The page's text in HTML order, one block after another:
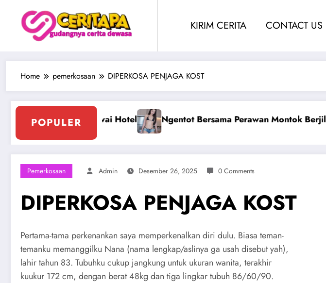
content
KIRIM CERITA CONTACT US
Home pemerkosaan DIPERKOSA PENJAGA KOST
POPULER
Perawan Montok Berjilbab Ngentot Perawam Sampai Berdarah
Pemerkosaan Admin Desember 26, 2025 0 Comments
DIPERKOSA PENJAGA KOST
Pertama-tama perkenankan saya memperkenalkan diri dulu. Biasa teman-
temanku memanggilku Nana (nama lengkap/aslinya ga usah disebut yah),
lahir tahun 83. Tubuhku cukup jangkung untuk ukuran wanita, terakhir
kuukur 172 cm, dengan berat 48kg dan tiga lingkar tubuh 86/60/90.